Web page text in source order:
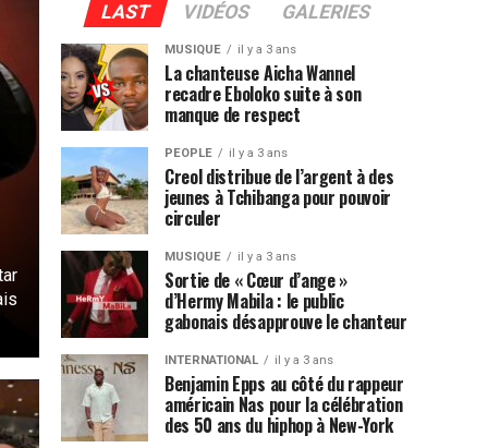
LAST VIDÉOS GALERIES
MUSIQUE il y a 3 ans
La chanteuse Aicha Wannel
recadre Eboloko suite à son
manque de respect
PEOPLE il y a 3 ans
Creol distribue de l’argent à des
jeunes à Tchibanga pour pouvoir
circuler
MUSIQUE il y a 3 ans
Sortie de « Cœur d’ange »
d’Hermy Mabila : le public
gabonais désapprouve le chanteur
INTERNATIONAL il y a 3 ans
Benjamin Epps au côté du rappeur
américain Nas pour la célébration
des 50 ans du hiphop à New-York